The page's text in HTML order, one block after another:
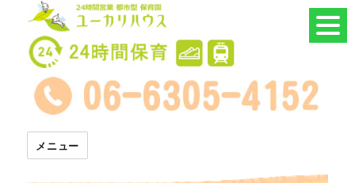
24時間託児所 ユーカリハウス
メニュー